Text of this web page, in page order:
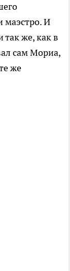
маэстро. И
так же, как в
сам Мориа,
же